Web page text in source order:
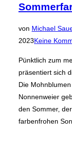
von Michael
2023Keine
Pünktlich zum
präsentiert sich
Die
Nonnenweier
den Sommer,
farbenfrohen